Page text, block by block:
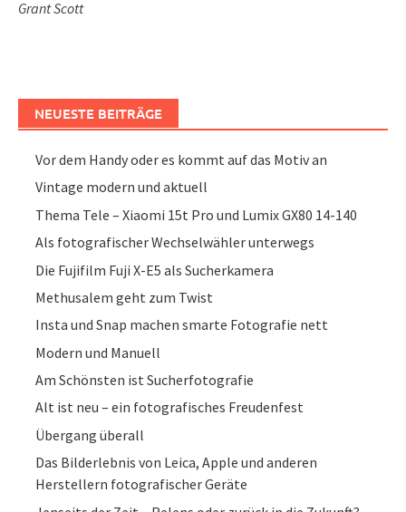
Grant Scott
NEUESTE BEITRÄGE
Vor dem Handy oder es kommt auf das Motiv an
Vintage modern und aktuell
Thema Tele – Xiaomi 15t Pro und Lumix GX80 14-140
Als fotografischer Wechselwähler unterwegs
Die Fujifilm Fuji X-E5 als Sucherkamera
Methusalem geht zum Twist
Insta und Snap machen smarte Fotografie nett
Modern und Manuell
Am Schönsten ist Sucherfotografie
Alt ist neu – ein fotografisches Freudenfest
Übergang überall
Das Bilderlebnis von Leica, Apple und anderen
Herstellern fotografischer Geräte